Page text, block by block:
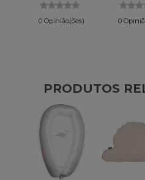
0 Opinião(ões) 0
PRODUTOS